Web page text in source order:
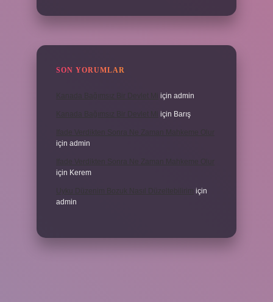
SON YORUMLAR
için admin
için Barış
için admin
için Kerem
için
admin